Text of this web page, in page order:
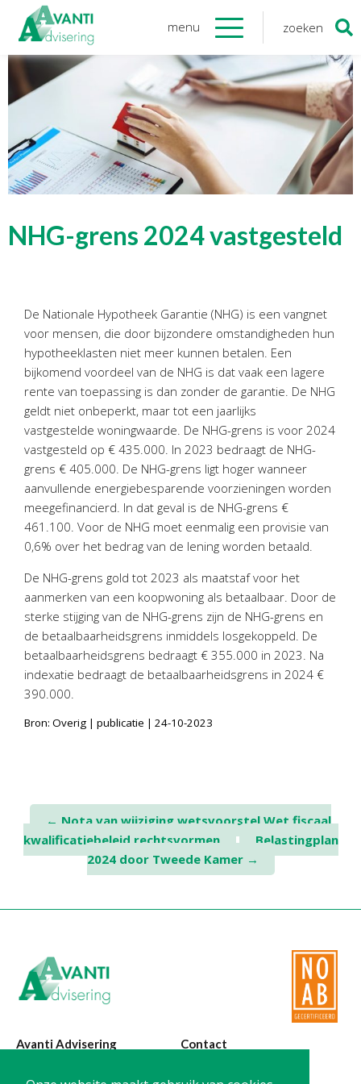
menu zoeken
Organisatie
Onze medewerkers
NOAB gecertificeerd
Algemene verordening
gegevensbescherming
Sponsoring
Startersbegeleiding
Tijdelijk financieel personeel
Personeel & Organisatie
Bedrijfseconomisch advies
Belastingadvies Purmerend
Online boekhouden
Nieuws&informatie
Nieuwsbrief
Nieuwsoverzicht
Handige links
Downloads
Contact
AvantiOnline
Twinfield – Boekhouden
Klantenportaal – Online dossiers
Online Salaris – Salarissen
Nextens-Accorderen aangiften
Zoeken
naar:
NHG-grens 2024 vastgesteld
De Nationale Hypotheek Garantie (NHG) is een vangnet
voor mensen, die door bijzondere omstandigheden hun
hypotheeklasten niet meer kunnen betalen. Een
bijkomend voordeel van de NHG is dat vaak een lagere
rente van toepassing is dan zonder de garantie. De NHG
geldt niet onbeperkt, maar tot een jaarlijks
vastgestelde woningwaarde. De NHG-grens is voor 2024
vastgesteld op € 435.000. In 2023 bedraagt de NHG-
grens € 405.000. De NHG-grens ligt hoger wanneer
aanvullende energiebesparende voorzieningen worden
meegefinancierd. In dat geval is de NHG-grens €
461.100. Voor de NHG moet eenmalig een provisie van
0,6% over het bedrag van de lening worden betaald.
De NHG-grens gold tot 2023 als maatstaf voor het
aanmerken van een koopwoning als betaalbaar. Door de
sterke stijging van de NHG-grens zijn de NHG-grens en
de betaalbaarheidsgrens inmiddels losgekoppeld. De
betaalbaarheidsgrens bedraagt € 355.000 in 2023. Na
indexatie bedraagt de betaalbaarheidsgrens in 2024 €
390.000.
Bron: Overig | publicatie | 24-10-2023
Post
navigation
← Nota van wijziging wetsvoorstel Wet fiscaal
kwalificatiebeleid rechtsvormen
Belastingplan
2024 door Tweede Kamer →
Avanti Advisering
Poelstraat 4
Contact
T: 0299-420870